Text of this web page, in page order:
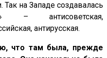
на Западе создавалась
– антисоветская,
антирусская.
что там была, прежде